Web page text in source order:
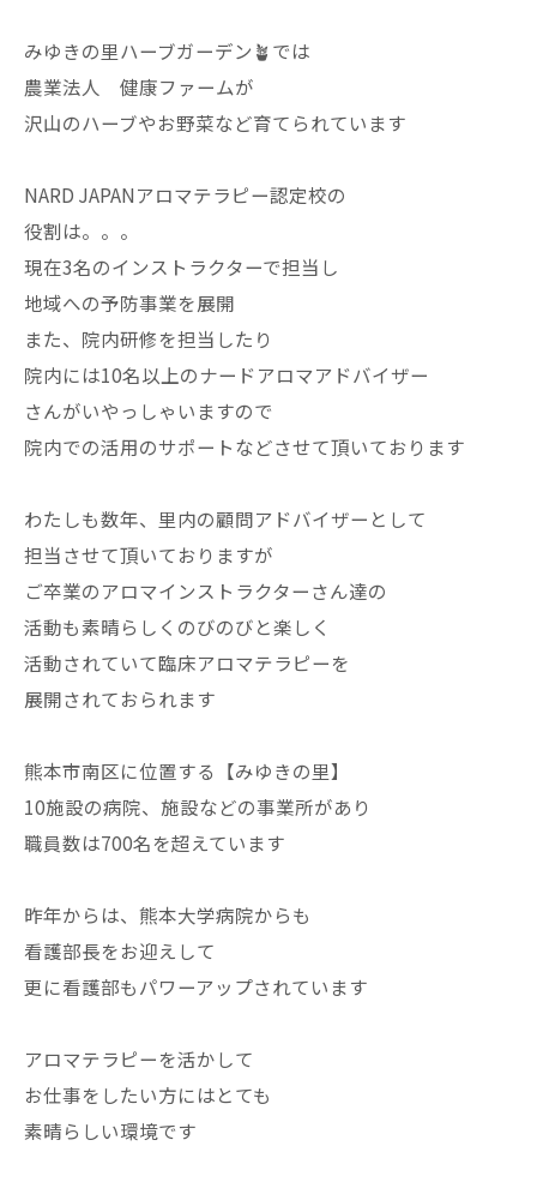
みゆきの里ハーブガーデン🪴では
農業法人 健康ファームが
沢山のハーブやお野菜など育てられています
NARD JAPANアロマテラピー認定校の
役割は。。。
現在3名のインストラクターで担当し
地域への予防事業を展開
また、院内研修を担当したり
院内には10名以上のナードアロマアドバイザー
さんがいやっしゃいますので
院内での活用のサポートなどさせて頂いております
わたしも数年、里内の顧問アドバイザーとして
担当させて頂いておりますが
ご卒業のアロマインストラクターさん達の
活動も素晴らしくのびのびと楽しく
活動されていて臨床アロマテラピーを
展開されておられます
熊本市南区に位置する【みゆきの里】
10施設の病院、施設などの事業所があり
職員数は700名を超えています
昨年からは、熊本大学病院からも
看護部長をお迎えして
更に看護部もパワーアップされています
アロマテラピーを活かして
お仕事をしたい方にはとても
素晴らしい環境です